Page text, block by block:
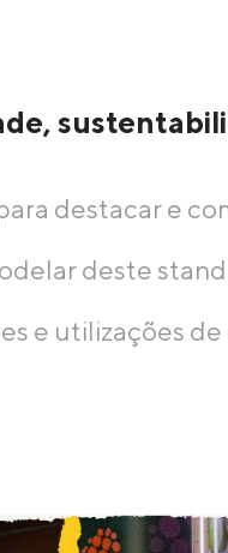
destacar e
deste
e utilizações